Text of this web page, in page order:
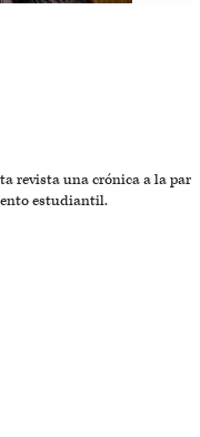
revista una crónica a la par
estudiantil.